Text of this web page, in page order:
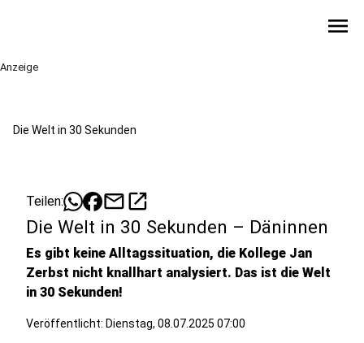
menu
Anzeige
Die Welt in 30 Sekunden
Teilen: mailopen_in_new
Die Welt in 30 Sekunden – Däninnen
Es gibt keine Alltagssituation, die Kollege Jan
Zerbst nicht knallhart analysiert. Das ist die Welt
in 30 Sekunden!
Veröffentlicht: Dienstag, 08.07.2025 07:00